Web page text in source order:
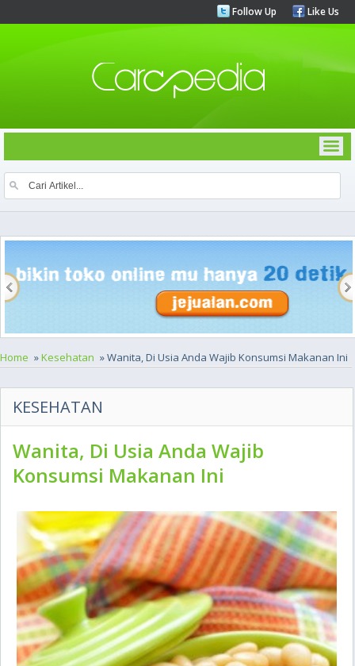
Follow Up Like Us
Home »Kesehatan » Wanita, Di Usia Anda Wajib Konsumsi Makanan Ini
KESEHATAN
Wanita, Di Usia Anda Wajib
Konsumsi Makanan Ini